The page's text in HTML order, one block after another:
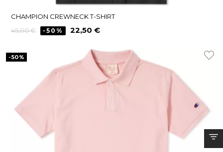
CHAMPION CREWNECK T-SHIRT
Precio
45,00 € -50% Precio
22,50 €
-50%